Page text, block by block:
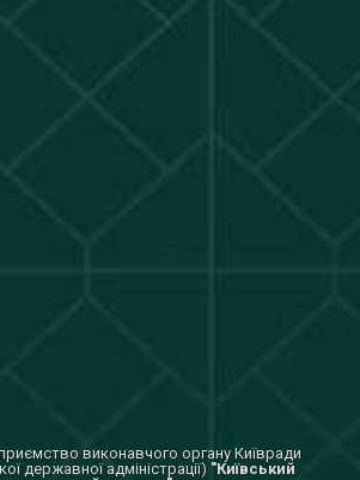
виконавчого органу Київради
державної адміністрації) "Київський